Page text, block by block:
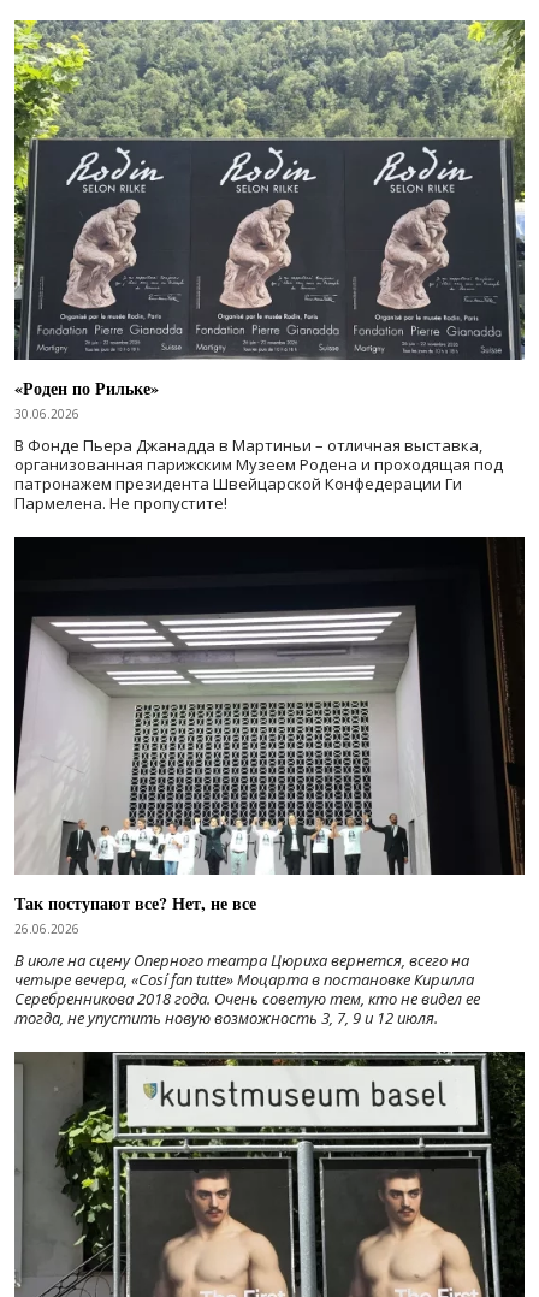
«Роден по Рильке»
30.06.2026
В Фонде Пьера Джанадда в Мартиньи – отличная выставка,
организованная парижским Музеем Родена и проходящая под
патронажем президента Швейцарской Конфедерации Ги
Пармелена. Не пропустите!
Так поступают все? Нет, не все
26.06.2026
В июле на сцену Оперного театра Цюриха вернется, всего на
четыре вечера, «Cosí fan tutte» Моцарта в постановке Кирилла
Серебренникова 2018 года. Очень советую тем, кто не видел ее
тогда, не упустить новую возможность 3, 7, 9 и 12 июля.